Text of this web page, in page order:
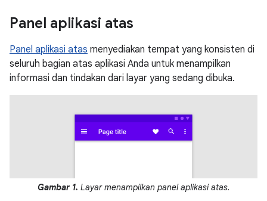
Panel aplikasi atas
Panel aplikasi atas menyediakan tempat yang konsisten di
seluruh bagian atas aplikasi Anda untuk menampilkan
informasi dan tindakan dari layar yang sedang dibuka.
Gambar 1. Layar menampilkan panel aplikasi atas.